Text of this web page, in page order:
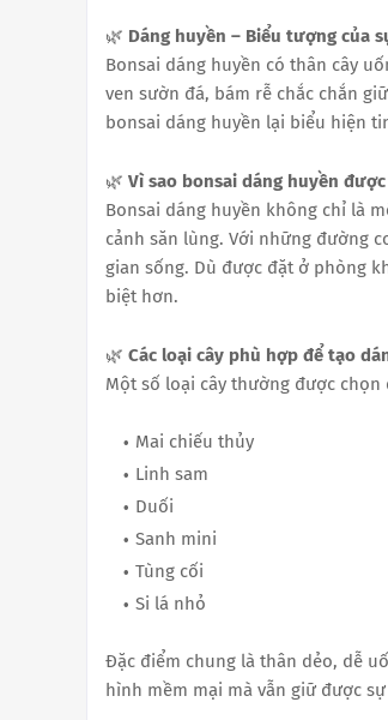
🌿 Dáng huyền – Biểu tượng của
Bonsai dáng huyền có thân cây
ven sườn đá, bám rễ chắc chắn
bonsai dáng huyền lại biểu hiện
🌿 Vì sao bonsai dáng huyền
Bonsai dáng huyền không chỉ là
cảnh săn lùng. Với những đường
gian sống. Dù được đặt ở phòng
biệt hơn.
🌿 Các loại cây phù hợp để tạo
Một số loại cây thường được
Mai chiếu thủy
Linh sam
Duối
Sanh mini
Tùng cối
Si lá nhỏ
Đặc điểm chung là thân dẻo, dễ
hình mềm mại mà vẫn giữ được